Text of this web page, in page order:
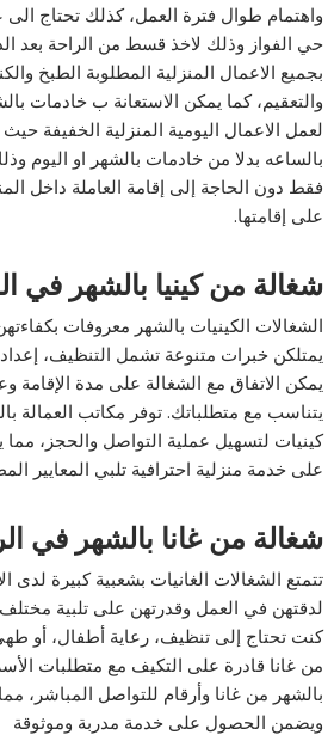
واهتمام طوال فترة العمل، كذلك تحتاج الى
حي الفواز وذلك لاخذ قسط من الراحة بعد
بجميع الاعمال المنزلية المطلوبة الطبخ
والتعقيم، كما يمكن الاستعانة ب خادمات
لعمل الاعمال اليومية المنزلية الخفيفة حيث
بالساعه بدلا من خادمات بالشهر او اليوم
فقط دون الحاجة إلى إقامة العاملة داخل
على إقامتها.
شغالة من كينيا بالشهر في
الشغالات الكينيات بالشهر معروفات
يمتلكن خبرات متنوعة تشمل التنظيف، إعداد
يمكن الاتفاق مع الشغالة على مدة الإقامة
يتناسب مع متطلباتك. توفر مكاتب العمالة
كينيات لتسهيل عملية التواصل والحجز،
على خدمة منزلية احترافية تلبي المعايير
شغالة من غانا بالشهر في
تتمتع الشغالات الغانيات بشعبية كبيرة لدى
لدقتهن في العمل وقدرتهن على تلبية
كنت تحتاج إلى تنظيف، رعاية أطفال، أو
من غانا قادرة على التكيف مع متطلبات
بالشهر من غانا وأرقام للتواصل المباشر،
ويضمن الحصول على خدمة مدربة وموثوقة